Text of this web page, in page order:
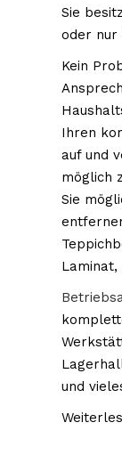
Sie
oder nur
Kein
Ihren
auf und
möglich
Sie
Laminat,
und